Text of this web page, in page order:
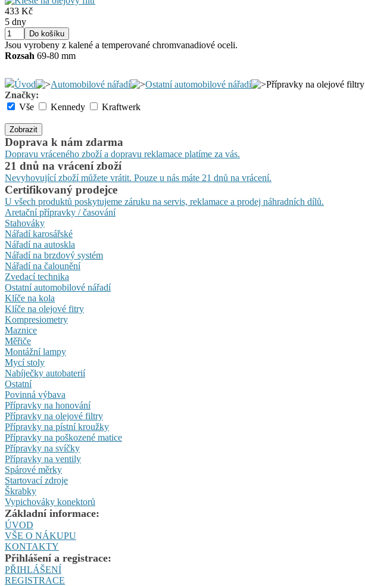
433 Kč
5 dny
Jsou vyrobeny z kalené a temperované chromvanadiové oceli.
Rozsah 69-80 mm
Úvod Automobilové nářadí Ostatní automobilové nářadí
Přípravky na olejové filtry
Značky:
Vše
Kennedy Kraftwerk
Zobrazit
Doprava k nám zdarma
Dopravu vráceného zboží a dopravu reklamace platíme za vás.
21 dnů na vrácení zboží
Nevyhovující zboží můžete vrátit. Pouze u nás máte 21 dnů na vrácení.
Certifikovaný prodejce
U všech produktů poskytujeme záruku na servis, reklamace a prodej náhradních dílů.
Aretační přípravky / časování
Stahováky
Nářadí karosářské
Nářadí na autoskla
Nářadí na brzdový systém
Nářadí na čalounění
Zvedací technika
Ostatní automobilové nářadí
Klíče na kola
Klíče na olejové fitry
Kompresiometry
Maznice
Měřiče
Montážní lampy
Mycí stoly
Nabíječky autobaterií
Ostatní
Povinná výbava
Přípravky na honování
Přípravky na olejové filtry
Přípravky na pístní kroužky
Přípravky na poškozené matice
Přípravky na svíčky
Přípravky na ventily
Spárové měrky
Startovací zdroje
Škrabky
Vypichováky konektorů
Základní informace:
ÚVOD
VŠE O NÁKUPU
KONTAKTY
Přihlášení a registrace:
PŘIHLÁŠENÍ
REGISTRACE